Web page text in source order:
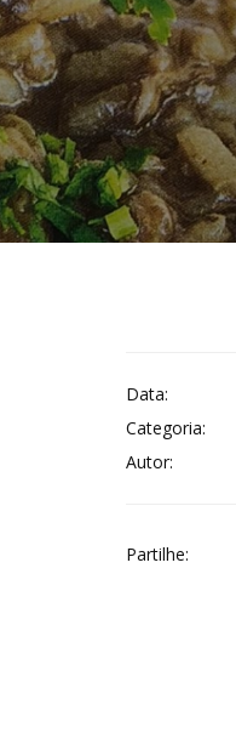
Data:
Categoria:
Autor:
Partilhe: